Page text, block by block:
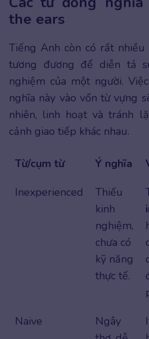
the ears
Tiếng Anh còn có rất
tương đương để diễn tả
nghiệm của một người.
nghĩa này vào vốn từ vựng
nhiên, linh hoạt và tránh
cảnh giao tiếp khác nhau.
Từ/cụm từ Ý nghĩa
Inexperienced
Thiếu
kinh
nghiệm,
chưa có
kỹ năng
thực tế.
Naive
Ngây